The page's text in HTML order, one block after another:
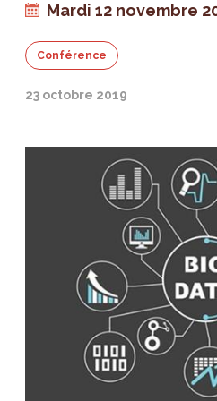
Mardi 12 novembre
Conférence
23 octobre 2019